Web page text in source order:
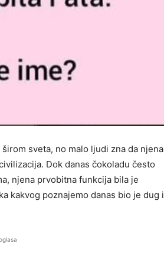
sveta, no malo ljudi zna da njena
Dok danas čokoladu često
njena prvobitna funkcija bila je
kakvog poznajemo danas bio je dug i